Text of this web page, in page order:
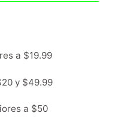
a $19.99
y $49.99
a $50